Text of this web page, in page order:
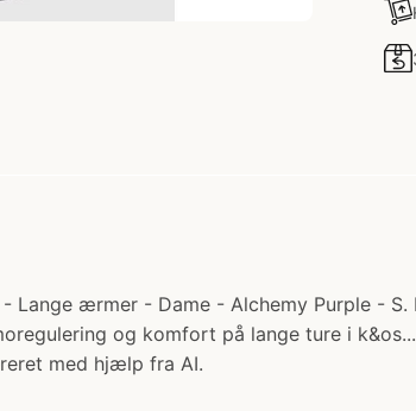
ærmer - Dame - Alchemy Purple -
og komfort på lange ture i
med hjælp fra AI.